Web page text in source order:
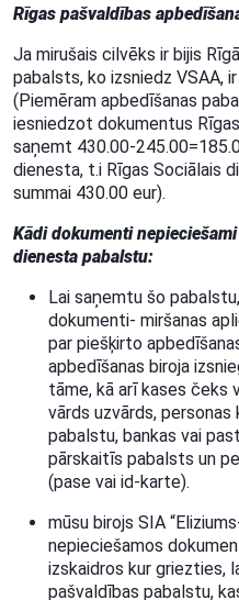
Rīgas pašvaldības
Ja mirušais cilvēks ir bijis
pabalsts, ko izsniedz VSAA,
(Piemēram apbedīšanas
iesniedzot dokumentus
saņemt 430.00-
dienesta, t.i Rīgas Sociālais
summai 430.00 eur).
Kādi dokumenti
dienesta pabalstu:
Lai saņemtu šo
dokumenti- miršanas
par piešķirto
apbedīšanas biroja
tāme, kā arī kases čeks
vārds uzvārds, personas
pabalstu, bankas vai
pārskaitīs pabalsts un
(pase vai id-karte).
mūsu birojs SIA
nepieciešamos
izskaidros kur griezties,
pašvaldības pabalstu,